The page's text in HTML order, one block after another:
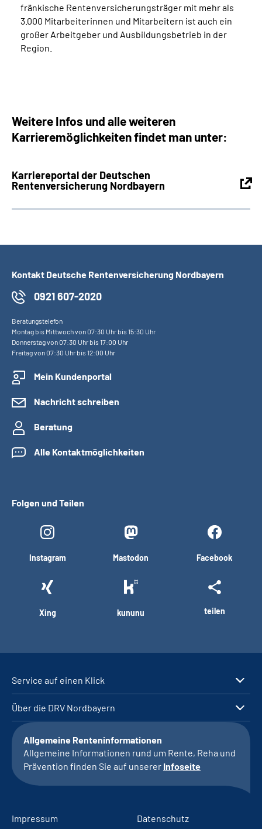
fränkische Rentenversicherungsträger mit mehr als
3.000 Mitarbeiterinnen und Mitarbeitern ist auch ein
großer Arbeitgeber und Ausbildungsbetrieb in der
Region.
Weitere Infos und alle weiteren
Karrieremöglichkeiten findet man unter:
Karriereportal der Deutschen
Rentenversicherung Nordbayern
Kontakt Deutsche Rentenversicherung Nordbayern
0921 607-2020
Beratungstelefon
Montag bis Mittwoch von 07:30 Uhr bis 15:30 Uhr
Donnerstag von 07:30 Uhr bis 17:00 Uhr
Freitag von 07:30 Uhr bis 12:00 Uhr
Mein Kundenportal
Nachricht schreiben
Beratung
Alle Kontaktmöglichkeiten
Folgen und Teilen
Instagram Mastodon Facebook
Xing kununu teilen
Service auf einen Klick
Über die DRV Nordbayern
Allgemeine Renteninformationen
Allgemeine Informationen rund um Rente, Reha und
Prävention finden Sie auf unserer Infoseite
Impressum Datenschutz